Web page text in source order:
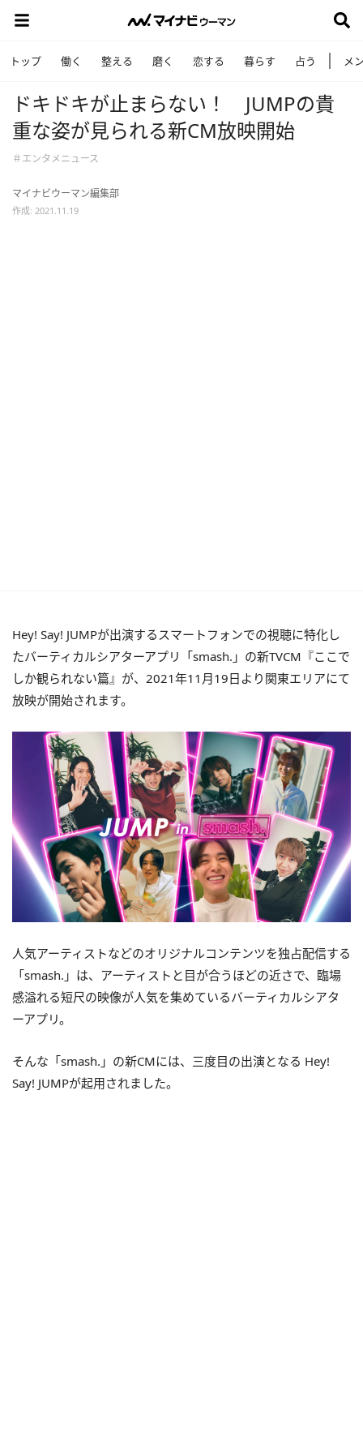
トップ 働く 整える 磨く 恋する 暮らす 占う メ
ドキドキが止まらない！ JUMPの貴
重な姿が見られる新CM放映開始
＃エンタメニュース
マイナビウーマン編集部
作成: 2021.11.19
Hey! Say! JUMPが出演するスマートフォンでの視聴に特化し
たバーティカルシアターアプリ「smash.」の新TVCM『ここで
しか観られない篇』が、2021年11月19日より関東エリアにて
放映が開始されます。
人気アーティストなどのオリジナルコンテンツを独占配信する
「smash.」は、アーティストと目が合うほどの近さで、臨場
感溢れる短尺の映像が人気を集めているバーティカルシアタ
ーアプリ。
そんな「smash.」の新CMには、三度目の出演となる Hey!
Say! JUMPが起用されました。